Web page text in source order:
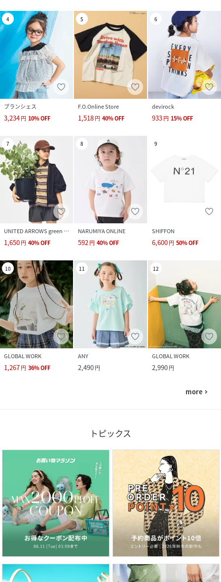
4
ブランシェス
3,234円 10%OFF
5
F.O.Online Store
1,518円 40%OFF
6
devirock
933円 15%OFF
7
UNITED ARROWS green label relaxing
1,650円 40%OFF
8
NARUMIYA ONLINE
592円 40%OFF
9
SHIFFON
6,600円 50%OFF
10
GLOBAL WORK
1,267円 36%OFF
11
ANY
2,490円
12
GLOBAL WORK
2,990円
more navigate_next
トピックス